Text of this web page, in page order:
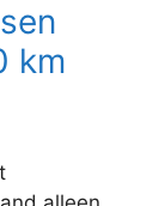
km